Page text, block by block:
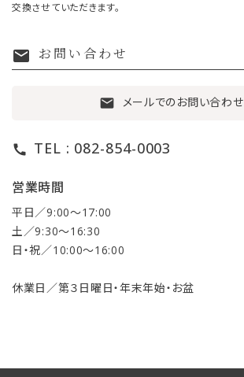
交換させていただきます。
mail お問い合わせ
mail メールでのお問い合わせ
call TEL : 082-854-0003
営業時間
平日／9:00〜17:00
土／9:30〜16:30
日・祝／10:00〜16:00
休業日／第３日曜日・年末年始・お盆